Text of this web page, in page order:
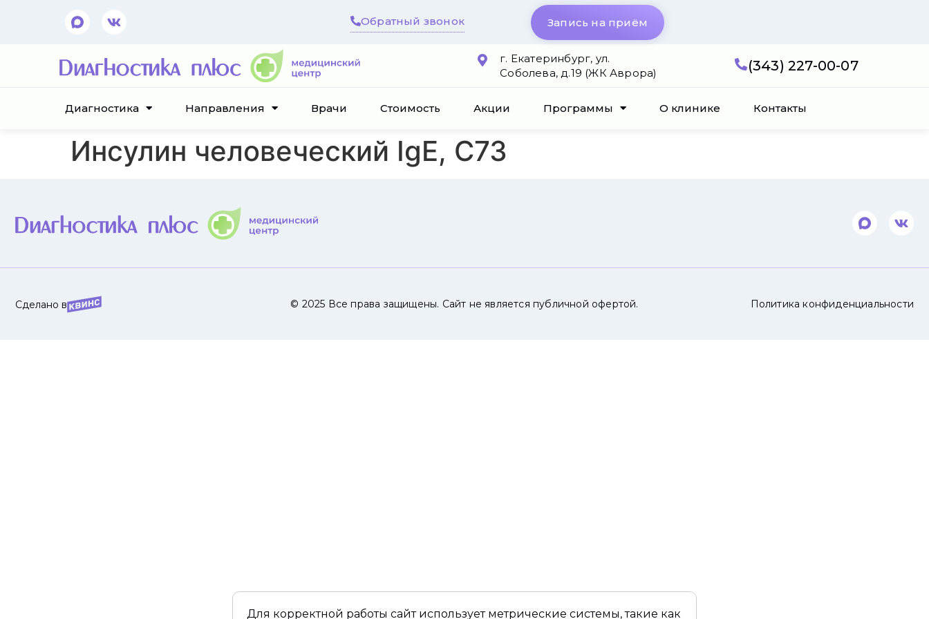
Обратный звонок Запись на приём
г. Екатеринбург, ул.
Соболева, д.19 (ЖК Аврора)
(343) 227-00-07
Диагностика Направления Врачи Стоимость Акции Программы О клинике Контакты
Инсулин человеческий IgE, C73
Сделано в © 2025 Все права защищены. Сайт не является публичной офертой. Политика конфиденциальности
Для корректной работы сайт использует метрические системы, такие как